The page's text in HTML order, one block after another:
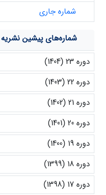
شماره جاری
شماره‌های پیشین نشریه
دوره 23 (1404)
دوره 22 (1403)
دوره 21 (1402)
دوره 20 (1401)
دوره 19 (1400)
دوره 18 (1399)
دوره 17 (1398)